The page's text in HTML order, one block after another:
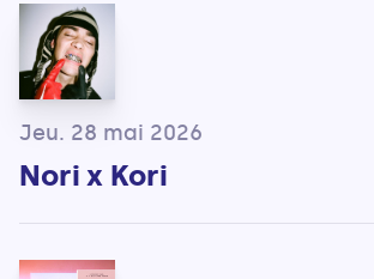
Jeu. 28 mai 2026
Nori x Kori